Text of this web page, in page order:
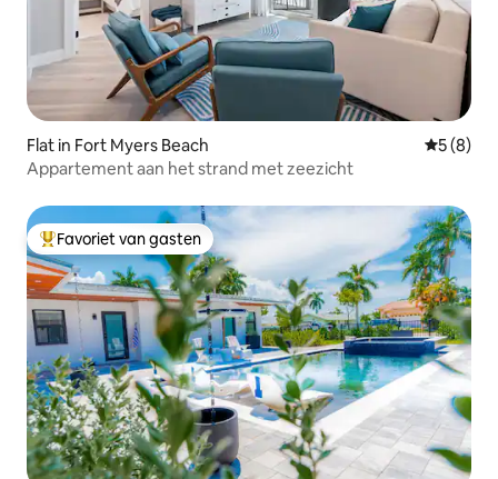
Flat in Fort Myers Beach
5 (8)
Appartement aan het strand met zeezicht
Topfavoriet van gasten
Favoriet van gasten